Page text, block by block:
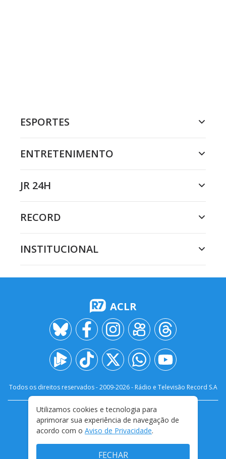
ESPORTES
ENTRETENIMENTO
JR 24H
RECORD
INSTITUCIONAL
ACLR
Todos os direitos reservados - 2009-2026- Rádio e Televisão Record S.A
FALE CONOSCO
PRIVACIDADE
TERMOS E CONDIÇÕES DE USO
Utilizamos cookies e tecnologia para
aprimorar sua experiência de navegação de
acordo com o Aviso de Privacidade.
FECHAR